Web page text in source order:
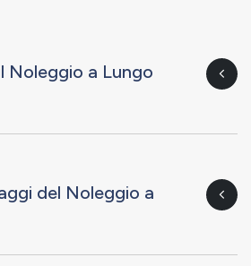
Noleggio a Lungo
del Noleggio a